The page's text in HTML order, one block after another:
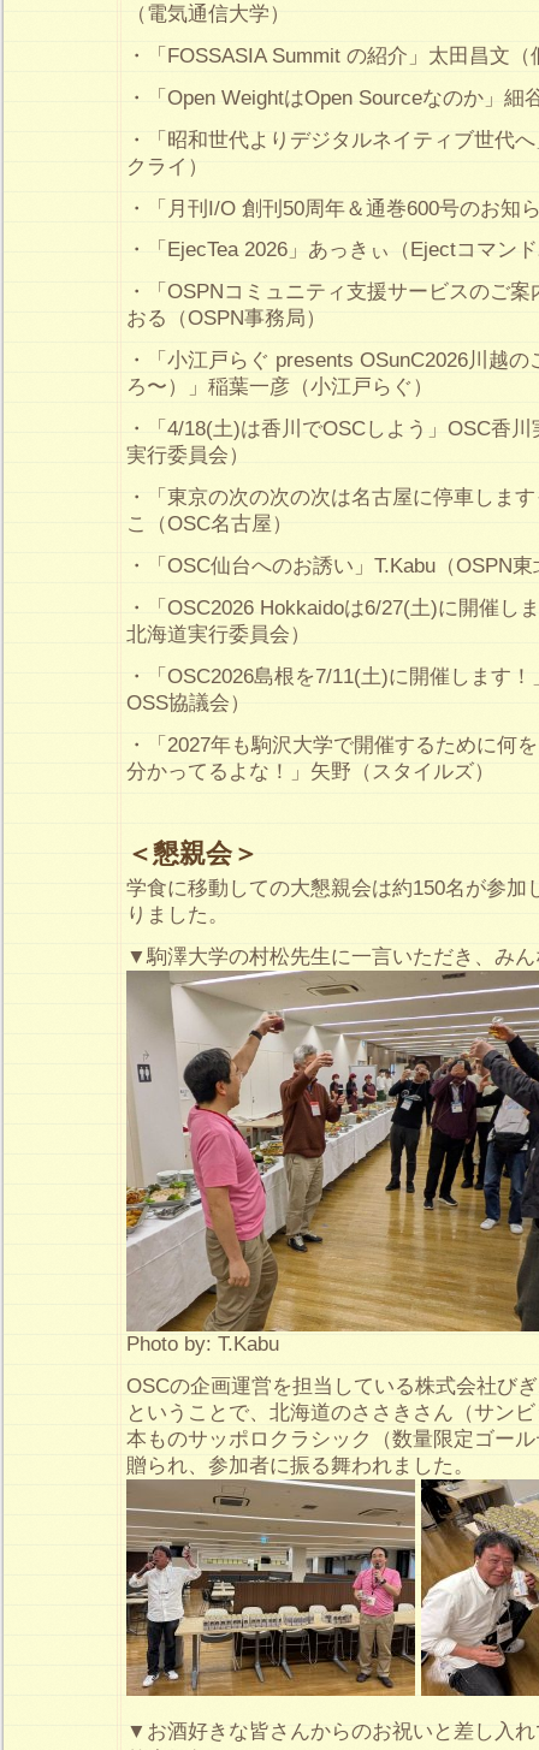
（電気通信大学）
・「FOSSASIA Summit の紹介」太田昌文（
・「Open WeightはOpen Sourceなのか」細
・「昭和世代よりデジタルネイティブ世代
クライ）
・「月刊I/O 創刊50周年＆通巻600号のお知
・「EjecTea 2026」あっきぃ（Ejectコマン
・「OSPNコミュニティ支援サービスのご
おる（OSPN事務局）
・「小江戸らぐ presents OSunC2026川越
ろ〜）」稲葉一彦（小江戸らぐ）
・「4/18(土)は香川でOSCしよう」OSC香
実行委員会）
・「東京の次の次の次は名古屋に停車しま
こ（OSC名古屋）
・「OSC仙台へのお誘い」T.Kabu（OSPN東
・「OSC2026 Hokkaidoは6/27(土)に開催し
北海道実行委員会）
・「OSC2026島根を7/11(土)に開催します
OSS協議会）
・「2027年も駒沢大学で開催するために何
分かってるよな！」矢野（スタイルズ）
＜懇親会＞
学食に移動しての大懇親会は約150名が参加
りました。
▼駒澤大学の村松先生に一言いただき、み
Photo by: T.Kabu
OSCの企画運営を担当している株式会社び
ということで、北海道のささきさん（サン
本ものサッポロクラシック（数量限定ゴー
贈られ、参加者に振る舞われました。
▼お酒好きな皆さんからのお祝いと差し入